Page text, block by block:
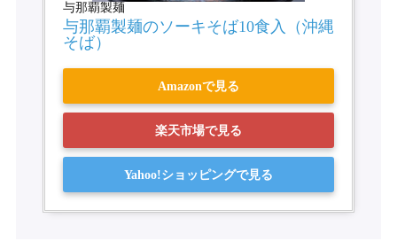
与那覇製麺
与那覇製麺のソーキそば10食入（沖縄
そば）
Amazonで見る
楽天市場で見る
Yahoo!ショッピングで見る